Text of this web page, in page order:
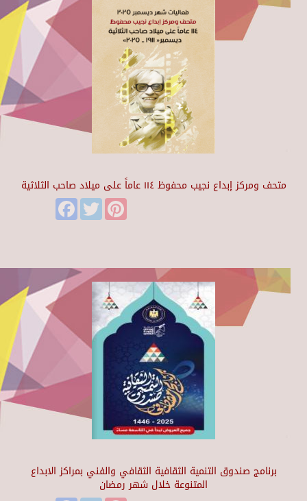
متحف ومركز إبداع نجيب محفوظ ١١٤ عاماً على ميلاد صاحب الثلاثية
FacebookTwitter
برنامج صندوق التنمية الثقافية الثقافي والفني بمراكز الابداع
المتنوعة خلال شهر رمضان